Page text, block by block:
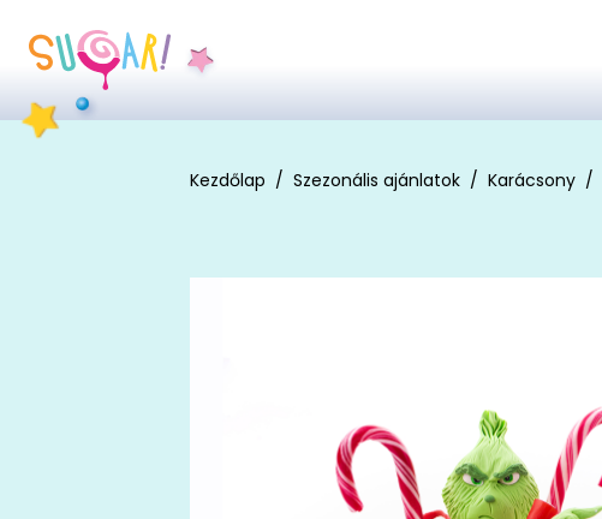
Kezdőlap Szezonális ajánlatok Karácsony